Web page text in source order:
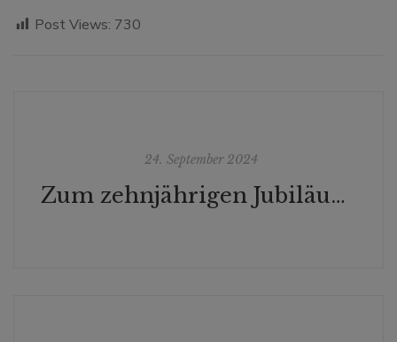
Post Views: 730
24. September 2024
Zum zehnjährigen Jubiläum: Oskar Hejlek im Interview Gespräch mit Albert C. Eibl über seinen Verlag Das vergessene Buch – Sortimenterbrief, September 2024